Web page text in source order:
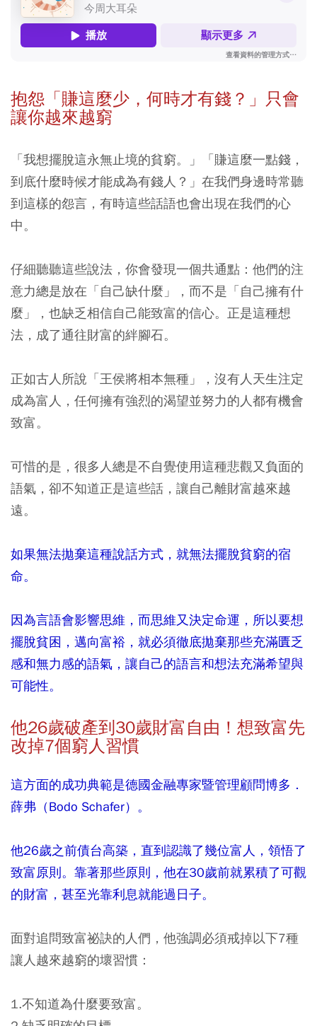
抱怨「賺這麼少，何時才有錢？」只會
讓你越來越窮
「我想擺脫這永無止境的貧窮。」「賺這麼一點錢，
到底什麼時候才能成為有錢人？」在我們身邊時常聽
到這樣的怨言，有時這些話語也會出現在我們的心
中。
仔細聽聽這些說法，你會發現一個共通點：他們的注
意力總是放在「自己缺什麼」，而不是「自己擁有什
麼」，也缺乏相信自己能致富的信心。正是這種想
法，成了通往財富的絆腳石。
正如古人所說「王侯將相本無種」，沒有人天生注定
成為富人，任何擁有強烈的渴望並努力的人都有機會
致富。
可惜的是，很多人總是不自覺使用這種悲觀又負面的
語氣，卻不知道正是這些話，讓自己離財富越來越
遠。
如果無法拋棄這種說話方式，就無法擺脫貧窮的宿
命。
因為言語會影響思維，而思維又決定命運，所以要想
擺脫貧困，邁向富裕，就必須徹底拋棄那些充滿匱乏
感和無力感的語氣，讓自己的語言和想法充滿希望與
可能性。
他26歲破產到30歲財富自由！想致富先
改掉7個窮人習慣
這方面的成功典範是德國金融專家暨管理顧問博多．
薛弗（Bodo Schafer）。
他26歲之前債台高築，直到認識了幾位富人，領悟了
致富原則。靠著那些原則，他在30歲前就累積了可觀
的財富，甚至光靠利息就能過日子。
面對追問致富祕訣的人們，他強調必須戒掉以下7種
讓人越來越窮的壞習慣：
1.不知道為什麼要致富。